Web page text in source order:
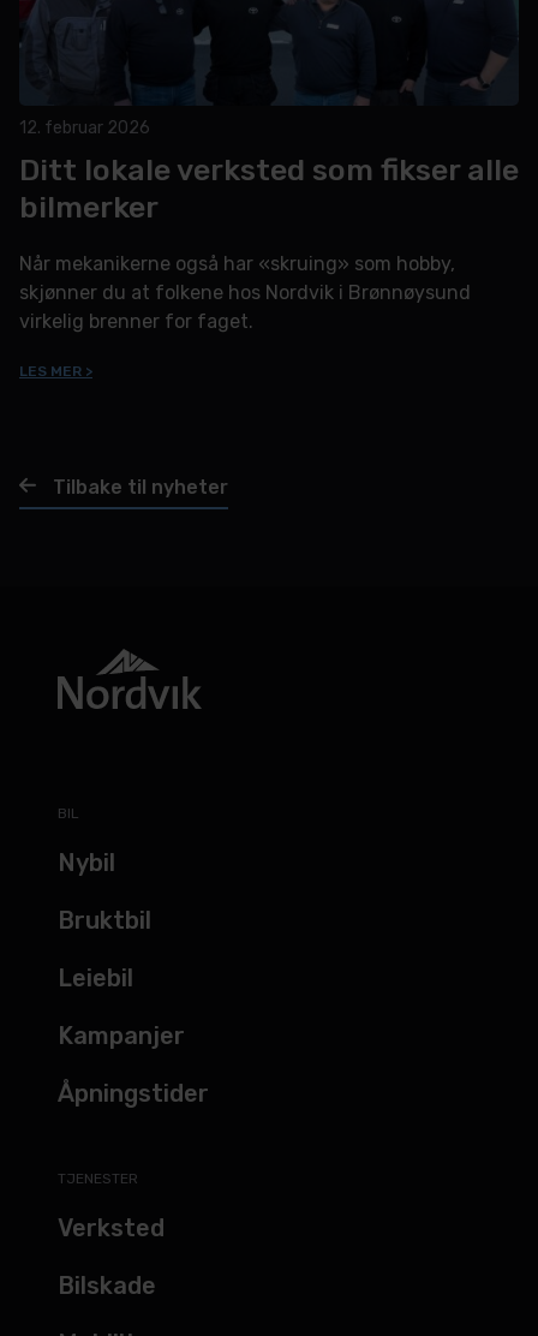
12. februar 2026
Ditt lokale verksted som fikser alle
bilmerker
Når mekanikerne også har «skruing» som hobby,
skjønner du at folkene hos Nordvik i Brønnøysund
virkelig brenner for faget.
LES MER >
Tilbake til nyheter
BIL
Nybil
Bruktbil
Leiebil
Kampanjer
Åpningstider
TJENESTER
Verksted
Bilskade